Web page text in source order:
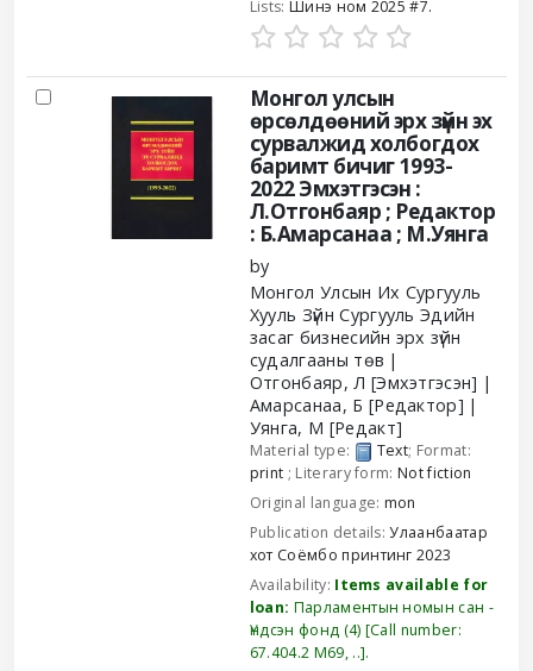
Lists: Шинэ ном 2025 #7.
Монгол улсын
өрсөлдөөний эрх зүйн эх
сурвалжид холбогдох
баримт бичиг 1993-
2022Эмхэтгэсэн :
Л.Отгонбаяр ; Редактор
: Б.Амарсанаа ; М.Уянга
by
Монгол Улсын Их Сургууль
Хууль Зүйн Сургууль Эдийн
засаг бизнесийн эрх зүйн
судалгааны төв
Отгонбаяр, Л [Эмхэтгэсэн]
Амарсанаа, Б [Редактор]
Уянга, М [Редакт]
Material type: Text; Format:
print ; Literary form:Not fiction
Original language: mon
Publication details:Улаанбаатар
хот Соёмбо принтинг2023
Availability: Items available for
loan: Парламентын номын сан -
Үндсэн фонд (4) Call number:
67.404.2 М69, .. .